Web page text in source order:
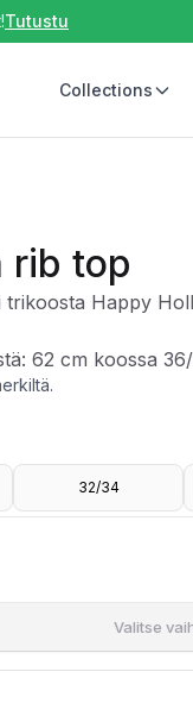
Tutustu
Collections
rib top
trikoosta Happy
62 cm koossa
32/34
Valitse